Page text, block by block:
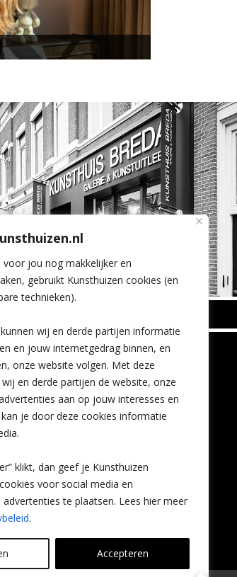
voor jou nog makkelijker en
gebruikt Kunsthuizen cookies (en
technieken).
wij en derde partijen informatie
en jouw internetgedrag binnen, en
onze website volgen. Met deze
en derde partijen de website, onze
aan op jouw interesses en
je door deze cookies informatie
klikt, dan geef je Kunsthuizen
voor social media en
advertenties te plaatsen. Lees hier meer
.
Accepteren
11
CONTACT
Contact
Leiden
Amsterdam
Breda
Favorieten